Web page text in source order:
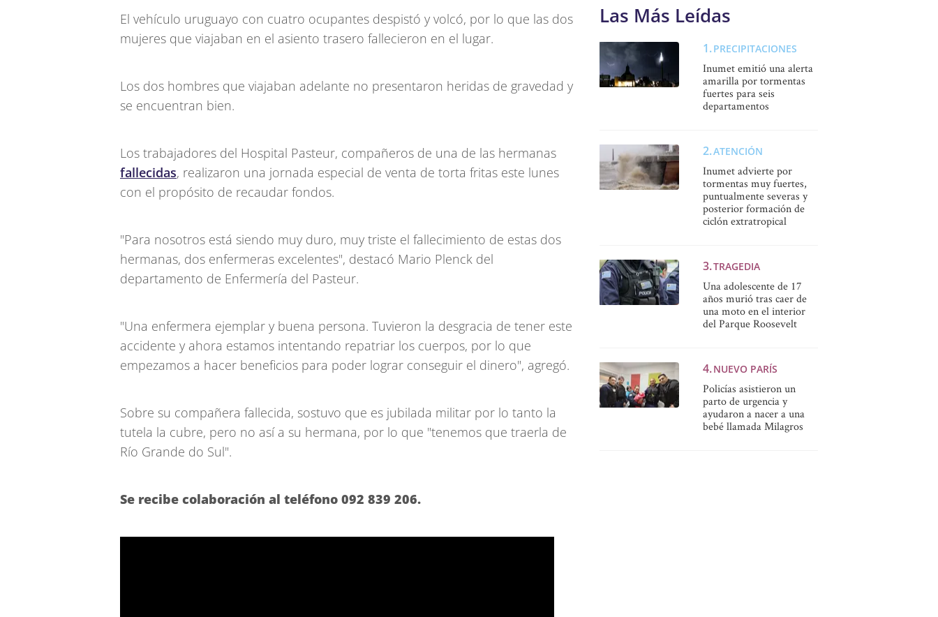
El vehículo uruguayo con cuatro ocupantes despistó y volcó, por lo que las dos
mujeres que viajaban en el asiento trasero fallecieron en el lugar.
Los dos hombres que viajaban adelante no presentaron heridas de gravedad y
se encuentran bien.
Los trabajadores del Hospital Pasteur, compañeros de una de las hermanas
fallecidas, realizaron una jornada especial de venta de torta fritas este lunes
con el propósito de recaudar fondos.
"Para nosotros está siendo muy duro, muy triste el fallecimiento de estas dos
hermanas, dos enfermeras excelentes", destacó Mario Plenck del
departamento de Enfermería del Pasteur.
"Una enfermera ejemplar y buena persona. Tuvieron la desgracia de tener este
accidente y ahora estamos intentando repatriar los cuerpos, por lo que
empezamos a hacer beneficios para poder lograr conseguir el dinero", agregó.
Sobre su compañera fallecida, sostuvo que es jubilada militar por lo tanto la
tutela la cubre, pero no así a su hermana, por lo que "tenemos que traerla de
Río Grande do Sul".
Se recibe colaboración al teléfono 092 839 206.
Las Más Leídas
PRECIPITACIONES
Inumet emitió una alerta
amarilla por tormentas
fuertes para seis
departamentos
ATENCIÓN
Inumet advierte por
tormentas muy fuertes,
puntualmente severas y
posterior formación de
ciclón extratropical
TRAGEDIA
Una adolescente de 17
años murió tras caer de
una moto en el interior
del Parque Roosevelt
NUEVO PARÍS
Policías asistieron un
parto de urgencia y
ayudaron a nacer a una
bebé llamada Milagros